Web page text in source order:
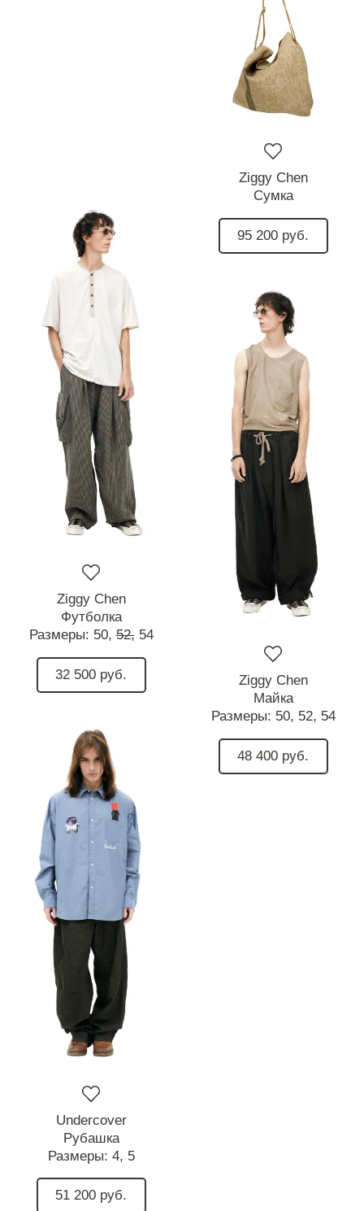
Ziggy Chen
Сумка
95 200 руб.
Ziggy Chen
Футболка
Размеры: 50, 52, 54
32 500 руб.
Ziggy Chen
Майка
Размеры: 50, 52, 54
48 400 руб.
Undercover
Рубашка
Размеры: 4, 5
51 200 руб.